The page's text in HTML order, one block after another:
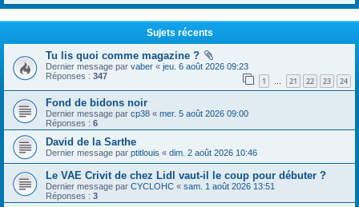
Sujets récents
Tu lis quoi comme magazine ?
Dernier message par vaber « jeu. 6 août 2026 09:23
Réponses : 347 1 … 21 22 23 24
Fond de bidons noir
Dernier message par cp38 « mer. 5 août 2026 09:00
Réponses : 6
David de la Sarthe
Dernier message par ptitlouis « dim. 2 août 2026 10:46
Le VAE Crivit de chez Lidl vaut-il le coup pour débuter ?
Dernier message par CYCLOHC « sam. 1 août 2026 13:51
Réponses : 3